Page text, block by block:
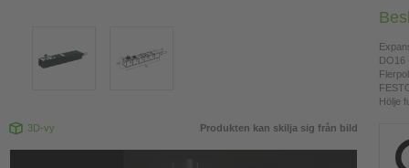
3D-vy Produkten kan skilja sig från bild
DO16
Hölje